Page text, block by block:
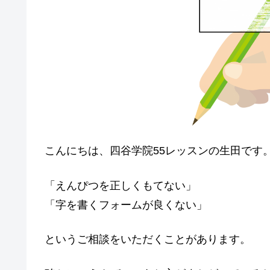
こんにちは、四谷学院55レッスンの生田です
「えんぴつを正しくもてない」
「字を書くフォームが良くない」
というご相談をいただくことがあります。